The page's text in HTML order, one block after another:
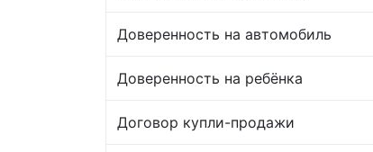
Доверенность на автомобиль
Доверенность на ребёнка
Договор купли-продажи